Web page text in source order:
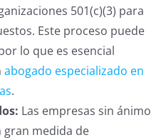
501(c)(3) para
Este proceso puede
lo que es esencial
abogado especializado en
.
Las empresas sin ánimo
gran medida de